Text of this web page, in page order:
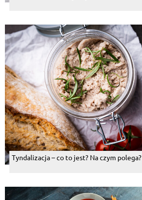
Tyndalizacja – co to jest? Na czym polega?